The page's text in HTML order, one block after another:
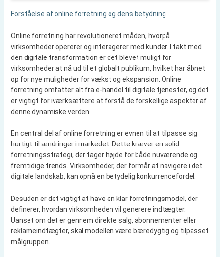
Forståelse af online forretning og dens betydning
Online forretning har revolutioneret måden, hvorpå
virksomheder opererer og interagerer med kunder. I takt med
den digitale transformation er det blevet muligt for
virksomheder at nå ud til et globalt publikum, hvilket har åbnet
op for nye muligheder for vækst og ekspansion. Online
forretning omfatter alt fra e-handel til digitale tjenester, og det
er vigtigt for iværksættere at forstå de forskellige aspekter af
denne dynamiske verden.
En central del af online forretning er evnen til at tilpasse sig
hurtigt til ændringer i markedet. Dette kræver en solid
forretningsstrategi, der tager højde for både nuværende og
fremtidige trends. Virksomheder, der formår at navigere i det
digitale landskab, kan opnå en betydelig konkurrencefordel.
Desuden er det vigtigt at have en klar forretningsmodel, der
definerer, hvordan virksomheden vil generere indtægter.
Uanset om det er gennem direkte salg, abonnementer eller
reklameindtægter, skal modellen være bæredygtig og tilpasset
målgruppen.